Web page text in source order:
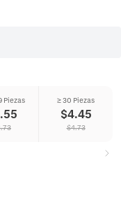
Piezas ≥ 30 Piezas
$4.45
$4.73